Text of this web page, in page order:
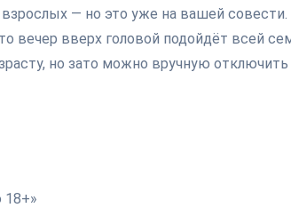
— но это уже на вашей совести.
вечер вверх головой подойдёт всей
но зато можно вручную отключить
18+»